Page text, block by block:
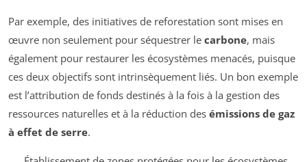
Par exemple, des initiatives de reforestation sont mises en
œuvre non seulement pour séquestrer le carbone, mais
également pour restaurer les écosystèmes menacés, puisque
ces deux objectifs sont intrinsèquement liés. Un bon exemple
est l’attribution de fonds destinés à la fois à la gestion des
ressources naturelles et à la réduction des émissions de gaz
à effet de serre.